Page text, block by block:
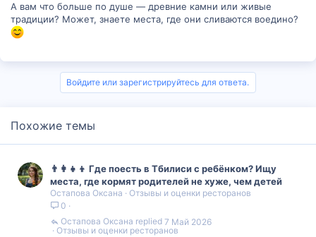
А вам что больше по душе — древние камни или живые
традиции? Может, знаете места, где они сливаются воедино?
Войдите или зарегистрируйтесь для ответа.
Похожие темы
👨‍👩‍👧‍👦 Где поесть в Тбилиси с ребёнком? Ищу
места, где кормят родителей не хуже, чем детей
Остапова Оксана
Отзывы и оценки ресторанов
0
Отзывы и оценки ресторанов
7 Май 2026
Остапова Оксана